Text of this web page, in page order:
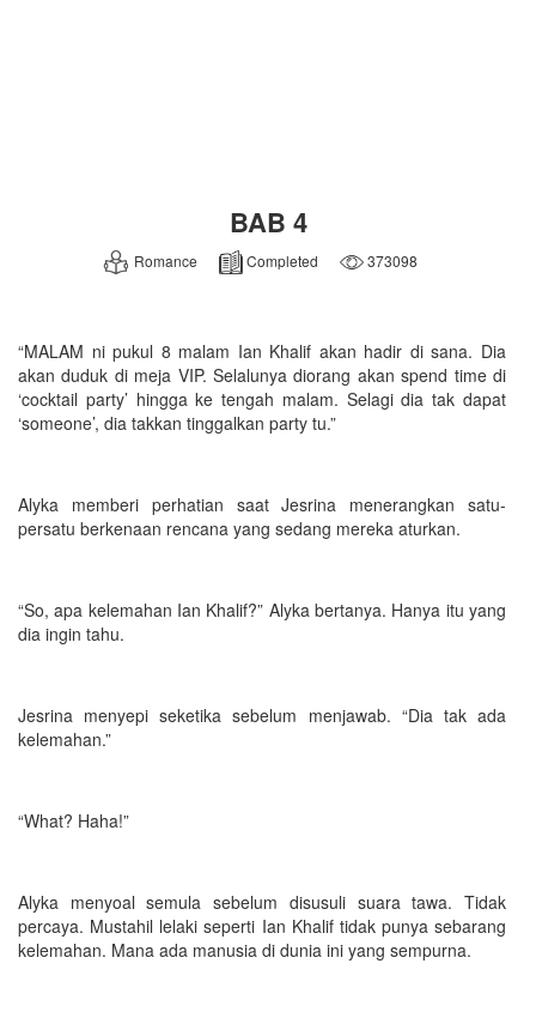
BAB 4
Romance Completed 373098
“MALAM ni pukul 8 malam Ian Khalif akan hadir di sana. Dia
akan duduk di meja VIP. Selalunya diorang akan spend time di
‘cocktail party’ hingga ke tengah malam. Selagi dia tak dapat
‘someone’, dia takkan tinggalkan party tu.”
Alyka memberi perhatian saat Jesrina menerangkan satu-
persatu berkenaan rencana yang sedang mereka aturkan.
“So, apa kelemahan Ian Khalif?” Alyka bertanya. Hanya itu yang
dia ingin tahu.
Jesrina menyepi seketika sebelum menjawab. “Dia tak ada
kelemahan.”
“What? Haha!”
Alyka menyoal semula sebelum disusuli suara tawa. Tidak
percaya. Mustahil lelaki seperti Ian Khalif tidak punya sebarang
kelemahan. Mana ada manusia di dunia ini yang sempurna.